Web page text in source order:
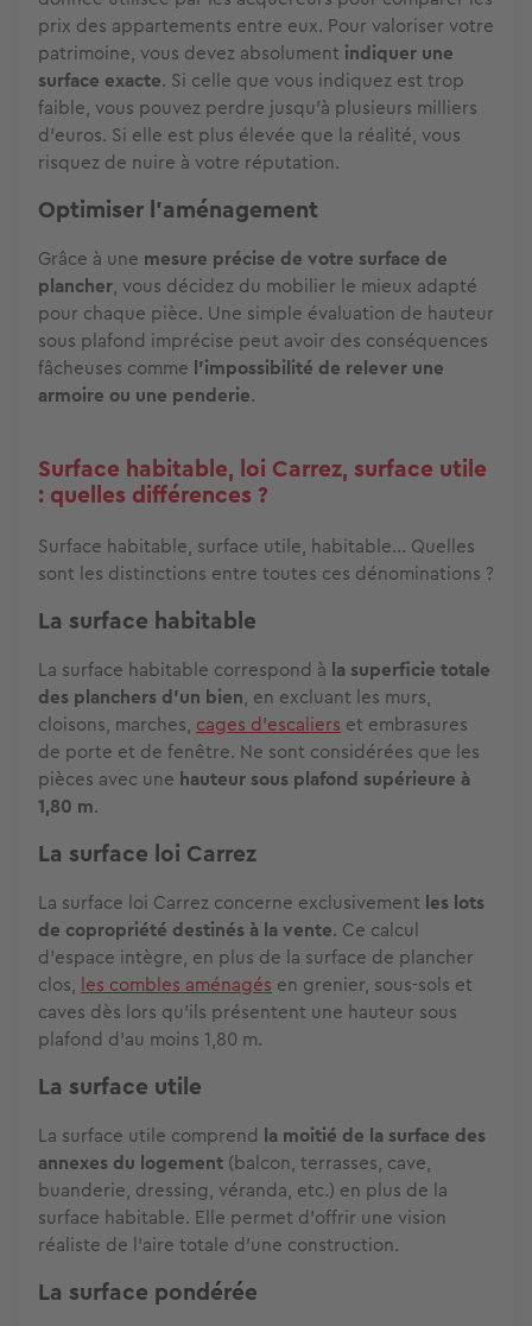
prix des appartements entre eux. Pour valoriser votre
patrimoine, vous devez absolument indiquer une
surface exacte. Si celle que vous indiquez est trop
faible, vous pouvez perdre jusqu'à plusieurs milliers
d'euros. Si elle est plus élevée que la réalité, vous
risquez de nuire à votre réputation.
Optimiser l'aménagement
Grâce à une mesure précise de votre surface de
plancher, vous décidez du mobilier le mieux adapté
pour chaque pièce. Une simple évaluation de hauteur
sous plafond imprécise peut avoir des conséquences
fâcheuses comme l'impossibilité de relever une
armoire ou une penderie.
Surface habitable, loi Carrez, surface utile
: quelles différences ?
Surface habitable, surface utile, habitable... Quelles
sont les distinctions entre toutes ces dénominations ?
La surface habitable
La surface habitable correspond à la superficie totale
des planchers d'un bien, en excluant les murs,
cloisons, marches, cages d'escaliers et embrasures
de porte et de fenêtre. Ne sont considérées que les
pièces avec une hauteur sous plafond supérieure à
1,80 m.
La surface loi Carrez
La surface loi Carrez concerne exclusivement les lots
de copropriété destinés à la vente. Ce calcul
d'espace intègre, en plus de la surface de plancher
clos, les combles aménagés en grenier, sous-sols et
caves dès lors qu'ils présentent une hauteur sous
plafond d'au moins 1,80 m.
La surface utile
La surface utile comprend la moitié de la surface des
annexes du logement (balcon, terrasses, cave,
buanderie, dressing, véranda, etc.) en plus de la
surface habitable. Elle permet d'offrir une vision
réaliste de l'aire totale d'une construction.
La surface pondérée